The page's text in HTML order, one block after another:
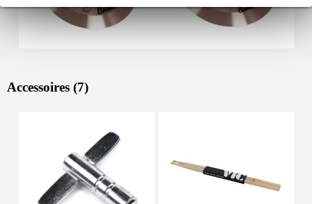
Accessoires (7)